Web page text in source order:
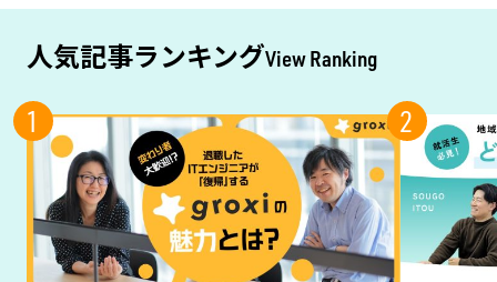
人気記事ランキングView Ranking
1 2